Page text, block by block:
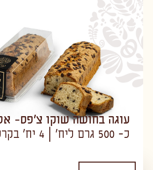
עוגה בחושה שוקו צ'פס- אפוי
כ- 500 גרם ליח' | 4 יח' בקרטון | פרווה